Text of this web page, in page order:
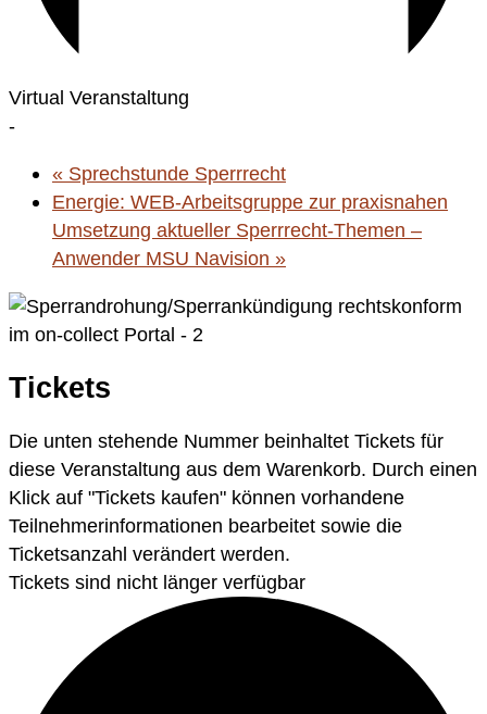
Virtual Veranstaltung
-
« Sprechstunde Sperrrecht
Energie: WEB-Arbeitsgruppe zur praxisnahen
Umsetzung aktueller Sperrrecht-Themen –
Anwender MSU Navision »
Tickets
Die unten stehende Nummer beinhaltet Tickets für
diese Veranstaltung aus dem Warenkorb. Durch einen
Klick auf "Tickets kaufen" können vorhandene
Teilnehmerinformationen bearbeitet sowie die
Ticketsanzahl verändert werden.
Tickets sind nicht länger verfügbar